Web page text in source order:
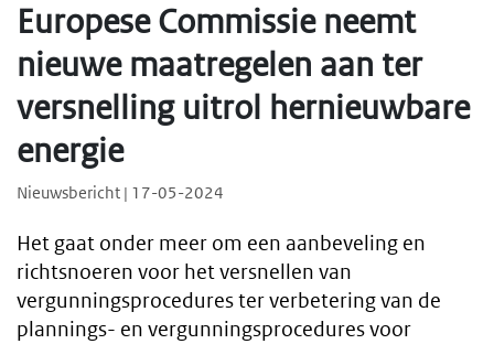
Europese Commissie neemt
nieuwe maatregelen aan ter
versnelling uitrol hernieuwbare
energie
Nieuwsbericht | 17-05-2024
Het gaat onder meer om een aanbeveling en
richtsnoeren voor het versnellen van
vergunningsprocedures ter verbetering van de
plannings- en vergunningsprocedures voor